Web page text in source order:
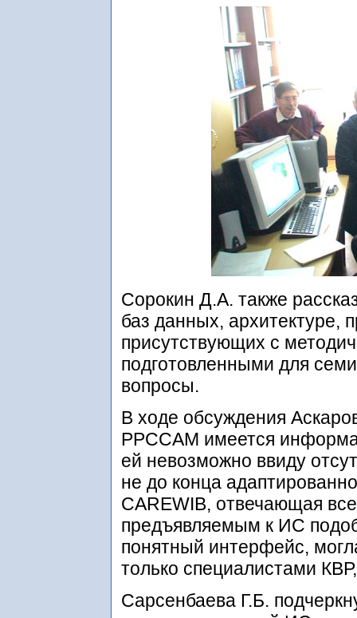
Сорокин Д.А. также
баз данных, архитектуре,
присутствующих с
подготовленными для
вопросы.
В ходе обсуждения
РРССАМ имеется
ей невозможно ввиду
не до конца
CAREWIB, отвечающая
предъявляемым к ИС
понятный интерфейс,
только специалистами
Сарсенбаева Г.Б.